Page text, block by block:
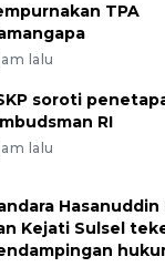
TPA
lalu
soroti
RI
lalu
Hasanuddin
Kejati Sulsel